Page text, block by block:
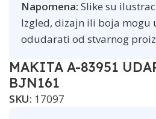
Napomena: Slike su
Izgled, dizajn ili boja mogu
odudarati od stvarnog
MAKITA A-83951
BJN161
SKU: 17097